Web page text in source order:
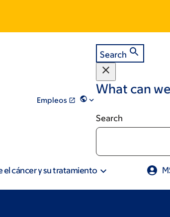
Empleos
Search
What can
Search
cáncer y su tratamiento